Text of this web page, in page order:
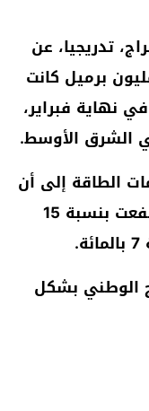
تدريجيا، عن
برميل من أصل 415 مليون برميل كانت
نهاية فبراير،
الشرق الأوسط.
الطاقة إلى أن
صادرات النفط الخام الأمريكية ارتفعت بنسبة 15
الوطني بشكل